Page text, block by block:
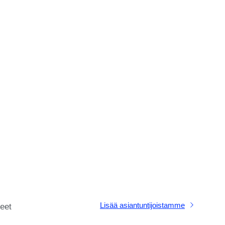
Lisää asiantuntijoistamme